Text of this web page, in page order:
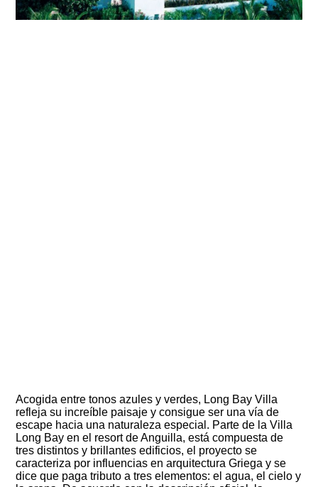
Acogida entre tonos azules y verdes, Long Bay Villa
refleja su increíble paisaje y consigue ser una vía de
escape hacia una naturaleza especial. Parte de la Villa
Long Bay en el resort de Anguilla, está compuesta de
tres distintos y brillantes edificios, el proyecto se
caracteriza por influencias en arquitectura Griega y se
dice que paga tributo a tres elementos: el agua, el cielo y